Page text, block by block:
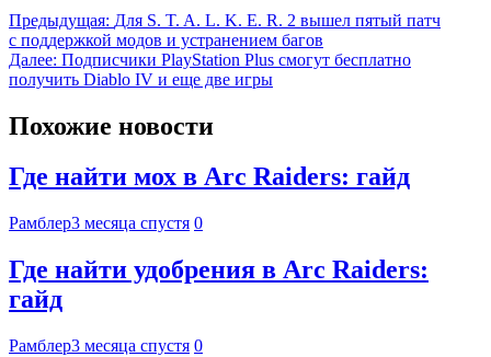
Предыдущая: Для S. T. A. L. K. E. R. 2 вышел пятый патч
с поддержкой модов и устранением багов
Далее: Подписчики PlayStation Plus смогут бесплатно
получить Diablo IV и еще две игры
Похожие новости
Где найти мох в Arc Raiders: гайд
Рамблер3 месяца спустя 0
Где найти удобрения в Arc Raiders:
гайд
Рамблер3 месяца спустя 0